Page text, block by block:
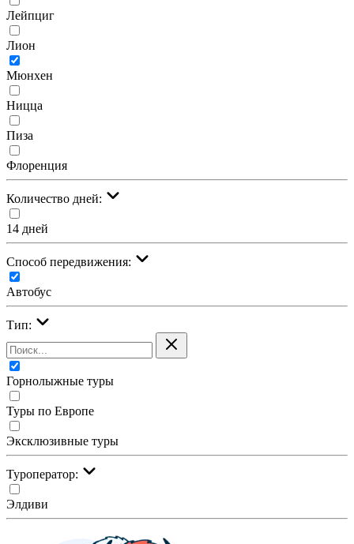
Лейпциг
Лион
Мюнхен
Ницца
Пиза
Флоренция
Количество дней:
14 дней
Cпособ передвижения:
Автобус
Тип:
Горнолыжные туры
Туры по Европе
Эксклюзивные туры
Туроператор:
Элдиви